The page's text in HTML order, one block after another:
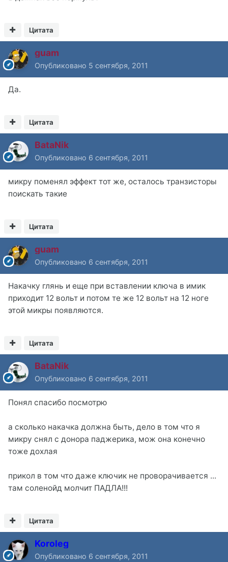
Цитата
guam
Опубликовано 5 сентября, 2011
Да.
Цитата
BataNik
Опубликовано 6 сентября, 2011
микру поменял эффект тот же, осталось транзисторы
поискать такие
Цитата
guam
Опубликовано 6 сентября, 2011
Накачку глянь и еще при вставлении ключа в имик
приходит 12 вольт и потом те же 12 вольт на 12 ноге
этой микры появляются.
Цитата
BataNik
Опубликовано 6 сентября, 2011
Понял спасибо посмотрю
а сколько накачка должна быть, дело в том что я
микру снял с донора паджерика, мож она конечно
тоже дохлая
прикол в том что даже ключик не проворачивается ...
там соленойд молчит ПАДЛА!!!
Цитата
Koroleg
Опубликовано 6 сентября, 2011